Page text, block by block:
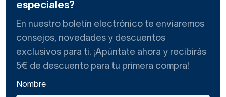
especiales?
En nuestro boletín electrónico te enviaremos
consejos, novedades y descuentos
exclusivos para ti. ¡Apúntate ahora y recibirás
5€ de descuento para tu primera compra!
Nombre